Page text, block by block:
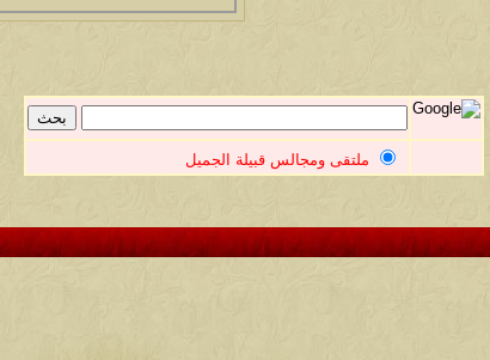
ملتقى ومجالس قبيلة الجميل